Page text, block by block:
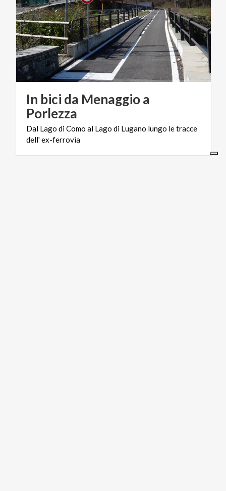
In bici da Menaggio a
Porlezza
Dal Lago diComo al Lago di Lugano lungo letracce
dell'ex-ferrovia